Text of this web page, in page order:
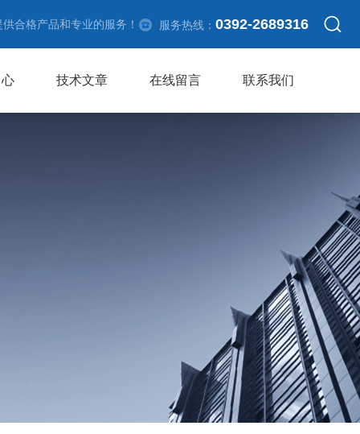
合格产品和专业的服务！ 服务热线： 0392-2689316
技术文章 在线留言 联系我们